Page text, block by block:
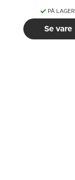
PÅ LAGER
Se vare